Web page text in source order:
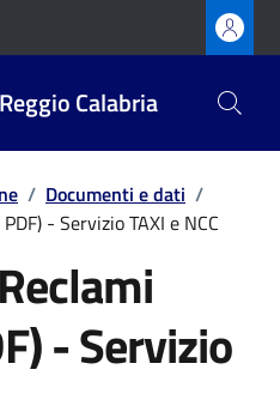
Calabria
/ Documenti e dati /
- Servizio TAXI e NCC
- Servizio